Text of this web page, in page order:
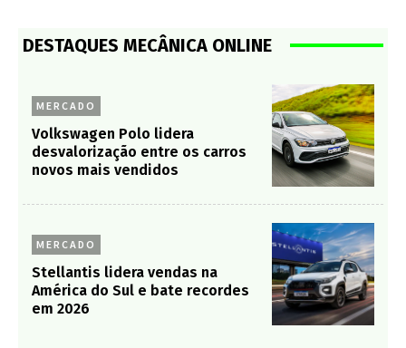
DESTAQUES MECÂNICA ONLINE
MERCADO
Volkswagen Polo lidera
desvalorização entre os carros
novos mais vendidos
MERCADO
Stellantis lidera vendas na
América do Sul e bate recordes
em 2026